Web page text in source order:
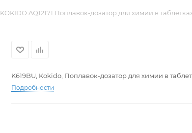
KOKIDO AQ12171 Поплавок-дозатор для химии в
K619BU, Kokido, Поплавок-дозатор для химии в
Подробности